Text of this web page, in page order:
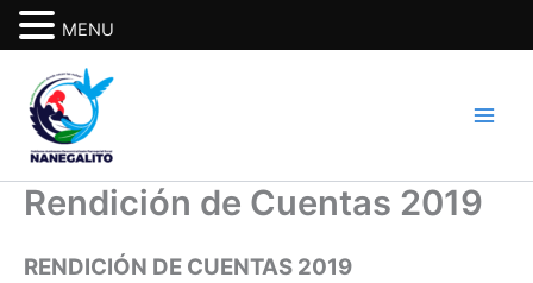
contenido
Rendición de Cuentas 2019
RENDICIÓN DE CUENTAS 2019
MENU